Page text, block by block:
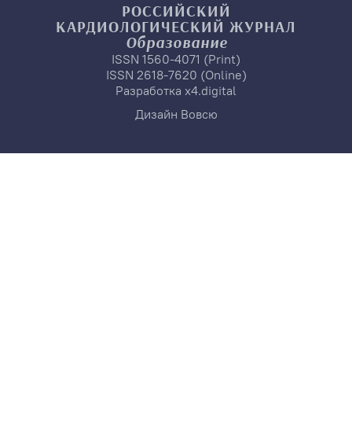
РОССИЙСКИЙ
КАРДИОЛОГИЧЕСКИЙ ЖУРНАЛ
Образование
ISSN 1560-4071 (Print)
ISSN 2618-7620 (Online)
Разработка x4.digital
Дизайн Вовсю